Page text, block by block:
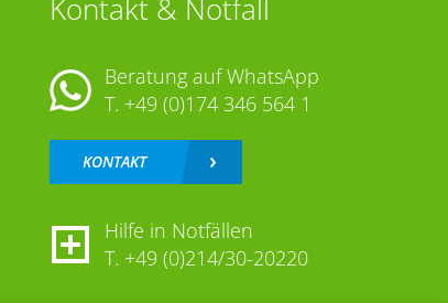
Kontakt & Notfall
Beratung auf WhatsApp
T. +49 (0)174 346 564 1
KONTAKT
Hilfe in Notfällen
T. +49 (0)214/30-20220